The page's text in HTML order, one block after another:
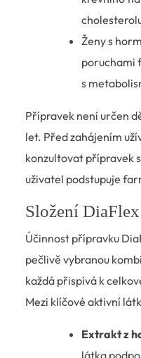
Ženy s
poruchami
s
Přípravek není určen
let. Před zahájením
konzultovat přípravek
uživatel podstupuje
Složení
Účinnost přípravku
pečlivě vybranou
každá přispívá k
Mezi klíčové aktivní
Extrakt z